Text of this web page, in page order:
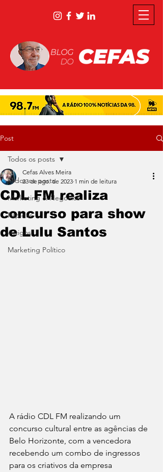
Post
Todos os posts
Marketing & Negócios
Rápidas
Artigos
Marketing Político
Todos os posts
CDL FM realiza
concurso para show
de Lulu Santos
Cefas Alves Meira
23 de ago. de 2023 1 min de leitura
A rádio CDL FM realizando um
concurso cultural entre as agências de
Belo Horizonte, com a vencedora
recebendo um combo de ingressos
para os criativos da empresa